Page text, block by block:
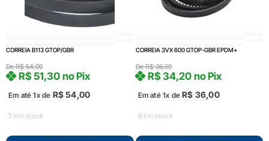
CORREIA B113 GTOP/GBR
DeR$54,00
Em até 1x de R$54,00
R$51,30 no Pix
7 em stock
CORREIA 3VX 600 GTOP-GBR EPDM+
DeR$36,00
Em até 1x de R$ 36,00
R$34,20 no Pix
8 em stock